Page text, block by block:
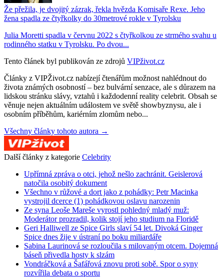
Že přežila, je dvojitý zázrak, řekla hvězda Komisaře Rexe. Jeho
žena spadla ze čtyřkolky do 30metrové rokle v Tyrolsku
Julia Moretti spadla v červnu 2022 s čtyřkolkou ze strmého svahu u
rodinného statku v Tyrolsku. Po dvou...
Tento článek byl publikován ze zdrojů VIPživot.cz
Články z VIPŽivot.cz nabízejí čtenářům možnost nahlédnout do
života známých osobností – bez bulvární senzace, ale s důrazem na
lidskou stránku slávy, vztahů i každodenní reality celebrit. Obsah se
věnuje nejen aktuálním událostem ve světě showbyznysu, ale i
osobním příběhům, kariérním zlomům nebo...
Všechny články tohoto autora →
Další články z kategorie Celebrity
Upřímná zpráva o otci, jehož nešlo zachránit. Geislerová
natočila osobitý dokument
Všechno v růžové a dort jako z pohádky: Petr Macinka
vystrojil dcerce (1) pohádkovou oslavu narozenin
Ze syna Leoše Mareše vyrostl pohledný mladý muž:
Moderátor prozradil, kolik stojí jeho studium na Floridě
Geri Halliwell ze Spice Girls slaví 54 let. Divoká Ginger
Spice dnes žije v ústraní po boku miliardáře
Sabina Laurinová se rozloučila s milovaným otcem. Dojemná
báseň přivedla hosty k slzám
Vondráčková a Šafářová znovu proti sobě. Spor o syny
rozvířila debata o sportu